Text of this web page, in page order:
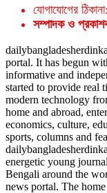
যোগাযোগের ঠিকানা:
সম্পাদক ও
portal. It has begun
informative and
started to provide real
modern technology
home and abroad,
economics, culture,
sports, columns and
energetic young
Bengali around the
news portal. The